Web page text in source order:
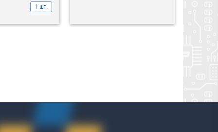
1 шт.